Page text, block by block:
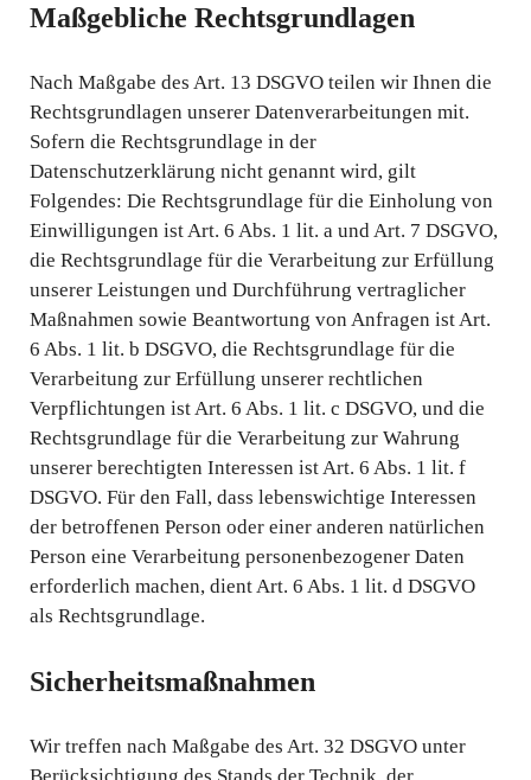
Maßgebliche Rechtsgrundlagen
Nach Maßgabe des Art. 13 DSGVO teilen wir Ihnen die
Rechtsgrundlagen unserer Datenverarbeitungen mit.
Sofern die Rechtsgrundlage in der
Datenschutzerklärung nicht genannt wird, gilt
Folgendes: Die Rechtsgrundlage für die Einholung von
Einwilligungen ist Art. 6 Abs. 1 lit. a und Art. 7 DSGVO,
die Rechtsgrundlage für die Verarbeitung zur Erfüllung
unserer Leistungen und Durchführung vertraglicher
Maßnahmen sowie Beantwortung von Anfragen ist Art.
6 Abs. 1 lit. b DSGVO, die Rechtsgrundlage für die
Verarbeitung zur Erfüllung unserer rechtlichen
Verpflichtungen ist Art. 6 Abs. 1 lit. c DSGVO, und die
Rechtsgrundlage für die Verarbeitung zur Wahrung
unserer berechtigten Interessen ist Art. 6 Abs. 1 lit. f
DSGVO. Für den Fall, dass lebenswichtige Interessen
der betroffenen Person oder einer anderen natürlichen
Person eine Verarbeitung personenbezogener Daten
erforderlich machen, dient Art. 6 Abs. 1 lit. d DSGVO
als Rechtsgrundlage.
Sicherheitsmaßnahmen
Wir treffen nach Maßgabe des Art. 32 DSGVO unter